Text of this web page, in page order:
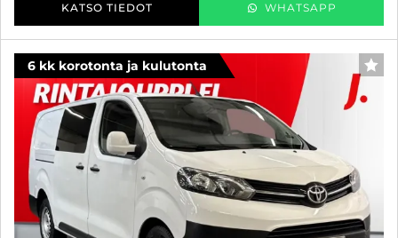
KATSO TIEDOT WHATSAPP
6 kk korotonta ja kulutonta